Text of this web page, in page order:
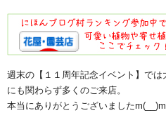
週末の【１１周年記念イベント】で
にも関わらず多くのご来店。
本当にありがとうございましたm(__)m